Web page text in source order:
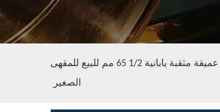
طاولة بخار عميقة مثقبة يابانية 1/2 65 مم للبيع للمقهى
الصغير